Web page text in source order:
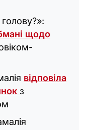
щодо
відповіла
з